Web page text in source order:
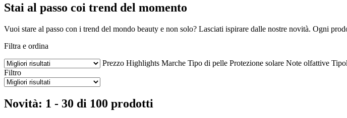
Stai al passo coi trend del momento
Vuoi stare al passo con i trend del mondo beauty e non solo? Lasciati ispirare dalle nostre novità. Ogni
Filtra e ordina
Prezzo Highlights Marche Tipo di pelle Protezione solare Note olfattive
Filtro
Novità: 1 - 30 di 100 prodotti